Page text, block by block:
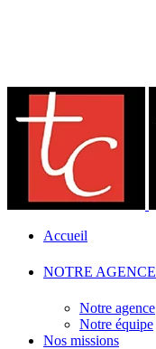
Accueil
NOTRE AGENCE
Notre agence
Notre équipe
Nos missions